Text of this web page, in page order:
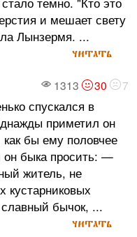
и мешает свету
Лынзермя. ...
читать
1313 30 7
спускался в
приметил он
бы ему половчее
он быка просить: —
житель, не
кустарниковых
бычок, ...
читать